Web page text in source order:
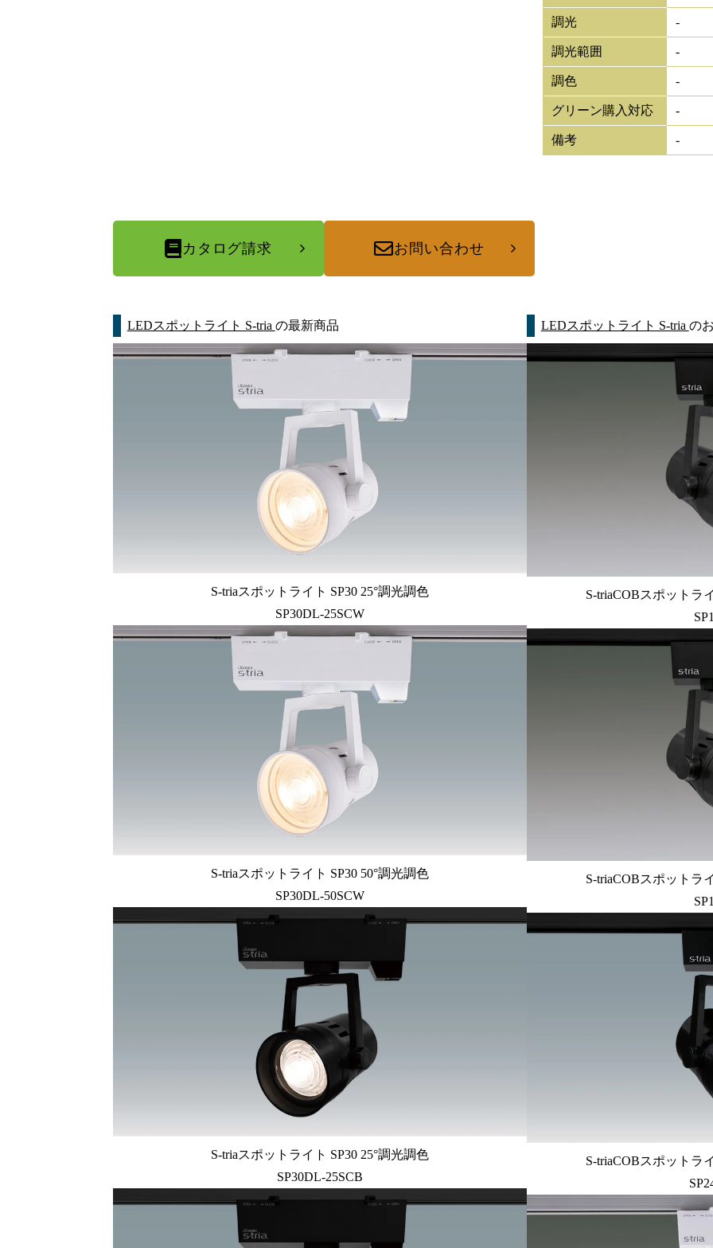
調光 -
調光範囲 -
調色 -
グリーン購入対応 -
備考 -
カタログ請求 お問い合わせ
LEDスポットライト S-tria の最新商品
S-triaスポットライト SP30 25°調光調色
SP30DL-25SCW
S-triaスポットライト SP30 50°調光調色
SP30DL-50SCW
S-triaスポットライト SP30 25°調光調色
SP30DL-25SCB
LEDスポットライト S-tria の
S-triaCOBスポットラ
S-triaCOBスポットラ
S-triaCOBスポットラ